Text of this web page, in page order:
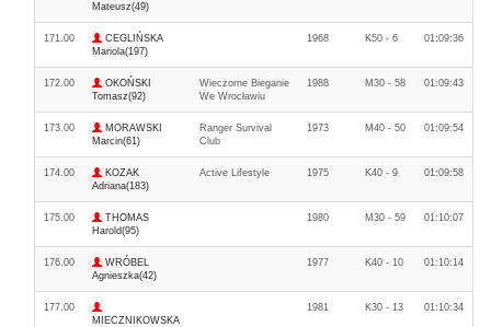
Mateusz(49)
171.00
CEGLIŃSKA
Mariola(197)
1968 K50 - 6 01:09:36
172.00
OKOŃSKI
Tomasz(92)
Wieczorne Bieganie
We Wrocławiu
1988 M30 - 58 01:09:43
173.00
MORAWSKI
Marcin(61)
Ranger Survival
Club
1973 M40 - 50 01:09:54
174.00
KOZAK
Adriana(183)
Active Lifestyle 1975 K40 - 9 01:09:58
175.00
THOMAS
Harold(95)
1980 M30 - 59 01:10:07
176.00
WRÓBEL
Agnieszka(42)
1977 K40 - 10 01:10:14
177.00
MIECZNIKOWSKA
1981 K30 - 13 01:10:34